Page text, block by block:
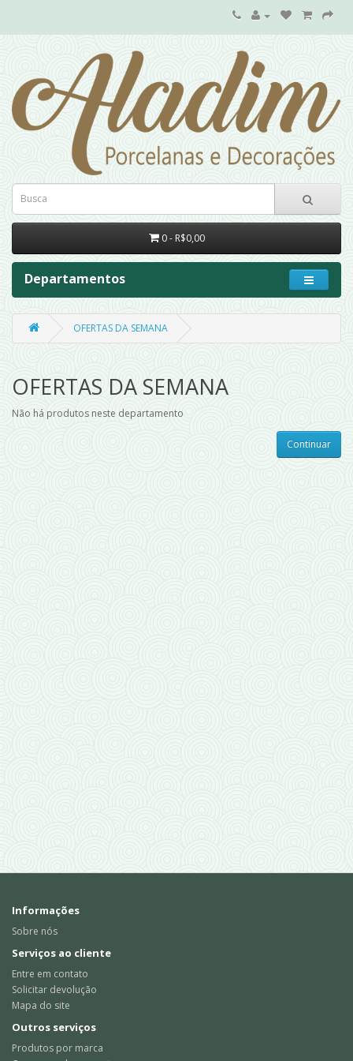
0 - R$0,00
Departamentos
OFERTAS DA SEMANA
OFERTAS DA SEMANA
Não há produtos neste departamento
Continuar
Informações
Sobre nós
Serviços ao cliente
Entre em contato
Solicitar devolução
Mapa do site
Outros serviços
Produtos por marca